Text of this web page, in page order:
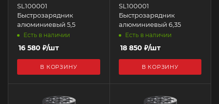
SL100001
Быстрозарядник
алюминиевый 5,5
Есть в наличии
16 580 ₽/шт
В КОРЗИНУ
SL100001
Быстрозарядник
алюминиевый 6,35
Есть в наличии
18 850 ₽/шт
В КОРЗИНУ